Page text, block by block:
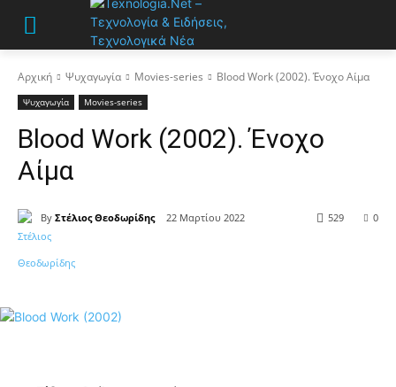
Αρχική Ψυχαγωγία Movies-series Blood Work (2002). Ένοχο Αίμα
Ψυχαγωγία Movies-series
Blood Work (2002). Ένοχο
Αίμα
By Στέλιος Θεοδωρίδης 22 Μαρτίου 2022 0
529